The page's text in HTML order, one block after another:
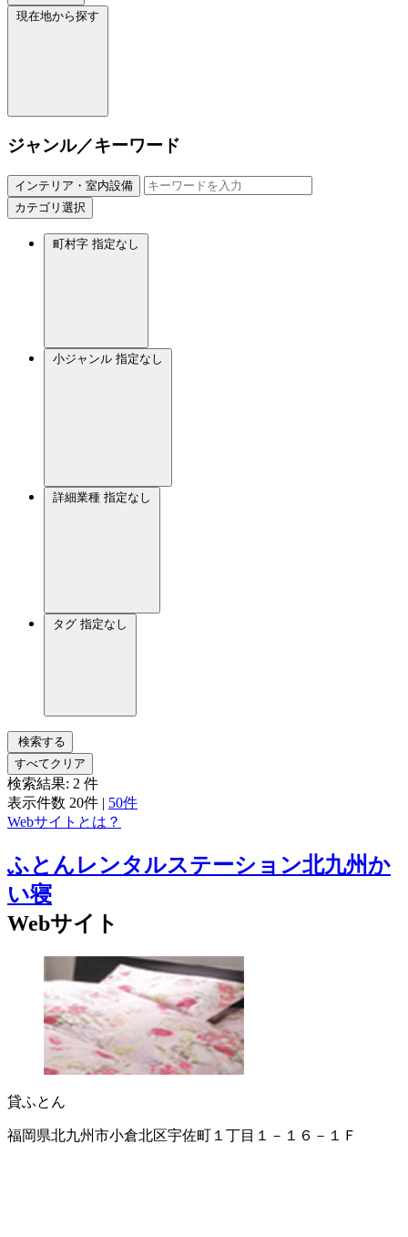
現在地から探す
ジャンル／キーワード
インテリア・室内設備
カテゴリ選択
町村字 指定なし
小ジャンル 指定なし
詳細業種 指定なし
タグ 指定なし
検索する
すべてクリア
検索結果: 2 件
表示件数 20件 | 50件
Webサイトとは？
ふとんレンタルステーション北九州か
い寝
Webサイト
貸ふとん
福岡県北九州市小倉北区宇佐町１丁目１－１６－１Ｆ